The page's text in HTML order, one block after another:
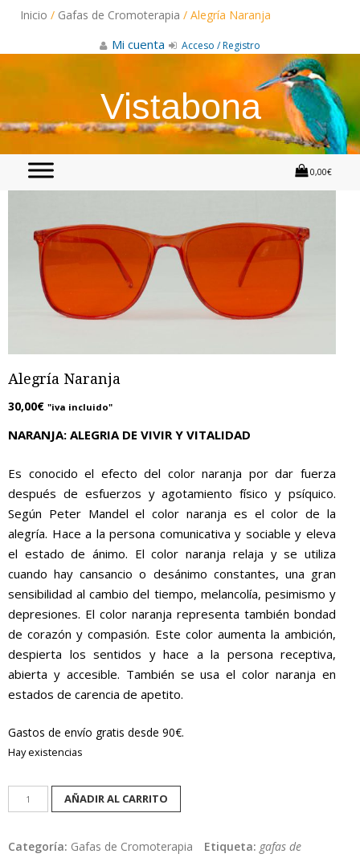
Inicio / Gafas de Cromoterapia / Alegría Naranja
Mi cuenta Acceso / Registro
Vistabona
0,00€
Alegría Naranja
30,00€ "iva incluido"
NARANJA: ALEGRIA DE VIVIR Y VITALIDAD
Es conocido el efecto del color naranja por dar fuerza
después de esfuerzos y agotamiento físico y psíquico.
Según Peter Mandel el color naranja es el color de la
alegría. Hace a la persona comunicativa y sociable y eleva
el estado de ánimo. El color naranja relaja y se utiliza
cuando hay cansancio o desánimo constantes, una gran
sensibilidad al cambio del tiempo, melancolía, pesimismo y
depresiones. El color naranja representa también bondad
de corazón y compasión. Este color aumenta la ambición,
despierta los sentidos y hace a la persona receptiva,
abierta y accesible. También se usa el color naranja en
estados de carencia de apetito.
Gastos de envío gratis desde 90€.
Hay existencias
Alegría
Naranja
AÑADIR AL CARRITO
Categoría: Gafas de Cromoterapia Etiqueta: gafas de